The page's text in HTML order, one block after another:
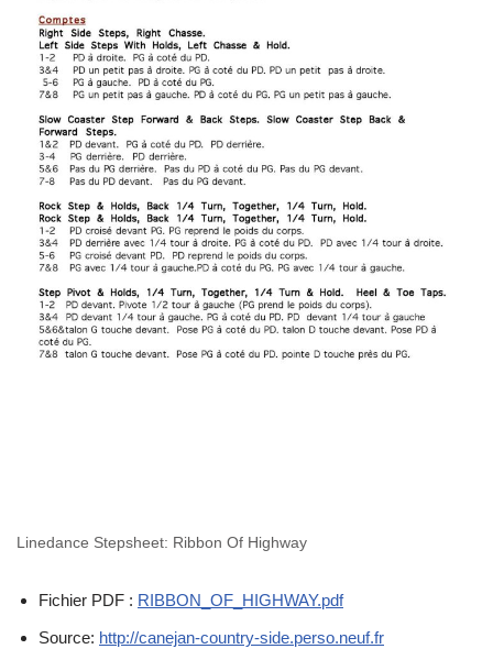
Linedance Stepsheet: Ribbon Of Highway
Fichier PDF : RIBBON_OF_HIGHWAY.pdf
Source: http://canejan-country-side.perso.neuf.fr